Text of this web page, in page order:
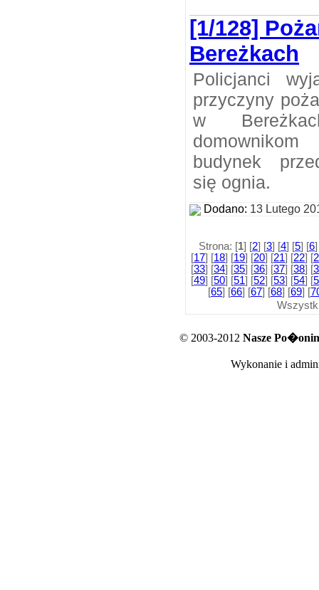
[1/128]
Bereżkach
Policjanci
przyczyny
w
budynek
się ognia.
Dodano: 13 Lutego
Strona: [1] [2] [3] [4] [5] [6
[17] [18] [19] [20] [21] [22] [
[33] [34] [35] [36] [37] [38] [
[49] [50] [51] [52] [53] [54] [
[65] [66] [67] [68] [69] [
© 2003-2012 Nasze
Wykonanie i